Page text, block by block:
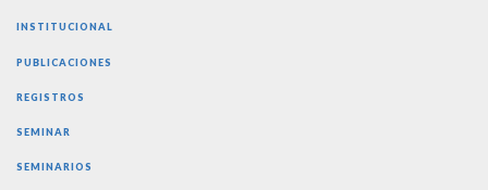
INSTITUCIONAL
PUBLICACIONES
REGISTROS
SEMINAR
SEMINARIOS